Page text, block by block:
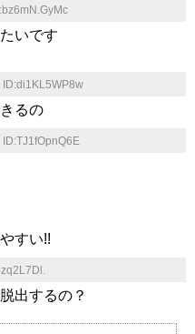
いです
ID:di1KL5WP8w
るの
ID:TJ1fOpnQ6E
すい!!
出するの？